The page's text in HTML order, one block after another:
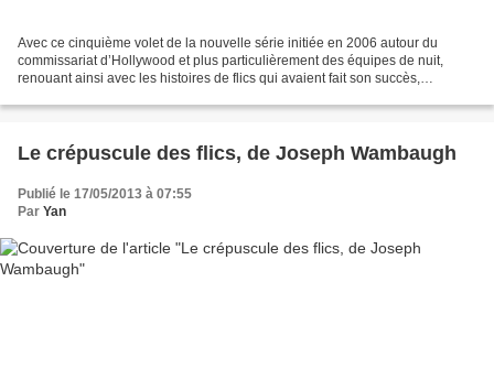
Avec ce cinquième volet de la nouvelle série initiée en 2006 autour du
commissariat d’Hollywood et plus particulièrement des équipes de nuit,
renouant ainsi avec les histoires de flics qui avaient fait son succès,
Le crépuscule des flics, de Joseph Wambaugh
Publié le 17/05/2013 à 07:55
Par Yan